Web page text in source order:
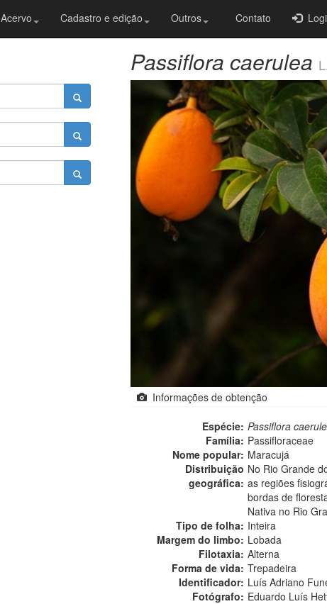
Acervo Cadastro e edição Outros Contato
Passiflora caerulea
Informações de obtenção
Espécie: Passiflora
Família: Passifloraceae
Nome popular: Maracujá
Distribuição
geográfica:
No Rio Grande
as regiões
bordas de
Nativa no Rio
Tipo de folha: Inteira
Margem do limbo: Lobada
Filotaxia: Alterna
Forma de vida: Trepadeira
Identificador: Luís Adriano
Fotógrafo: Eduardo Luís